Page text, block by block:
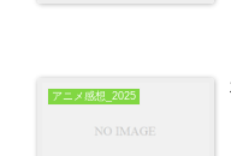
アニメ感想_2025